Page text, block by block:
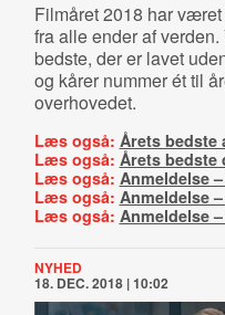
Filmåret 2018 har
fra alle ender af
bedste, der er lavet
og kårer nummer ét til
overhovedet.
Læs også: Årets bedste
Læs også: Årets bedste
Læs også: Anmeldelse
Læs også: Anmeldelse
Læs også: Anmeldelse
NYHED
18. DEC. 2018 | 10:02